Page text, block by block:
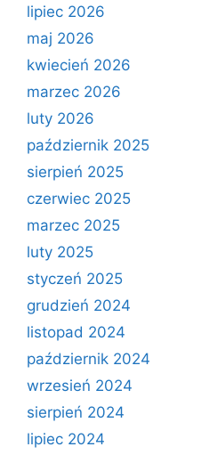
lipiec 2026
maj 2026
kwiecień 2026
marzec 2026
luty 2026
październik 2025
sierpień 2025
czerwiec 2025
marzec 2025
luty 2025
styczeń 2025
grudzień 2024
listopad 2024
październik 2024
wrzesień 2024
sierpień 2024
lipiec 2024